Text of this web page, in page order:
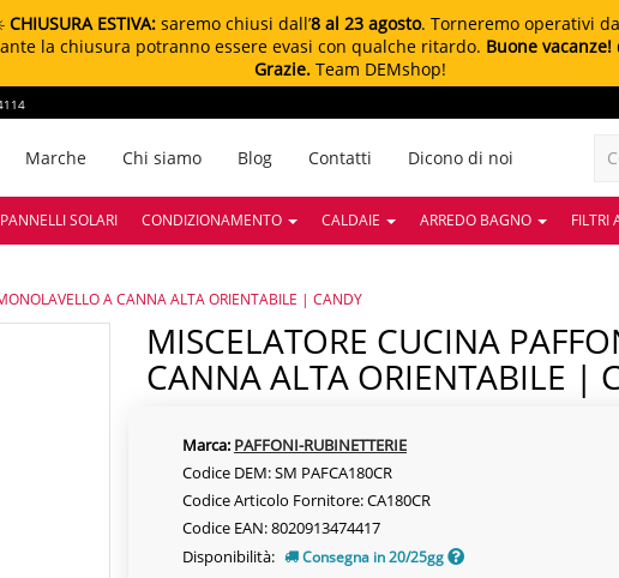
CHIUSURA ESTIVA: saremo chiusi dall’8 al 23 agosto. Torneremo operativi
la chiusura potranno essere evasi con qualche ritardo. Buone vacanze!
Grazie. Team DEMshop!
Marche Chi siamo Blog Contatti Dicono di noi
PANNELLI SOLARI CONDIZIONAMENTO CALDAIE ARREDO BAGNO FILTRI
A CANNA ALTA ORIENTABILE | CANDY
MISCELATORE CUCINA PAFFONI MONOLAVELLO A
CANNA ALTA ORIENTABILE |
Marca: PAFFONI-RUBINETTERIE
Codice DEM: SM PAFCA180CR
Codice Articolo Fornitore: CA180CR
Codice EAN: 8020913474417
Disponibilità:
Consegna in 20/25gg